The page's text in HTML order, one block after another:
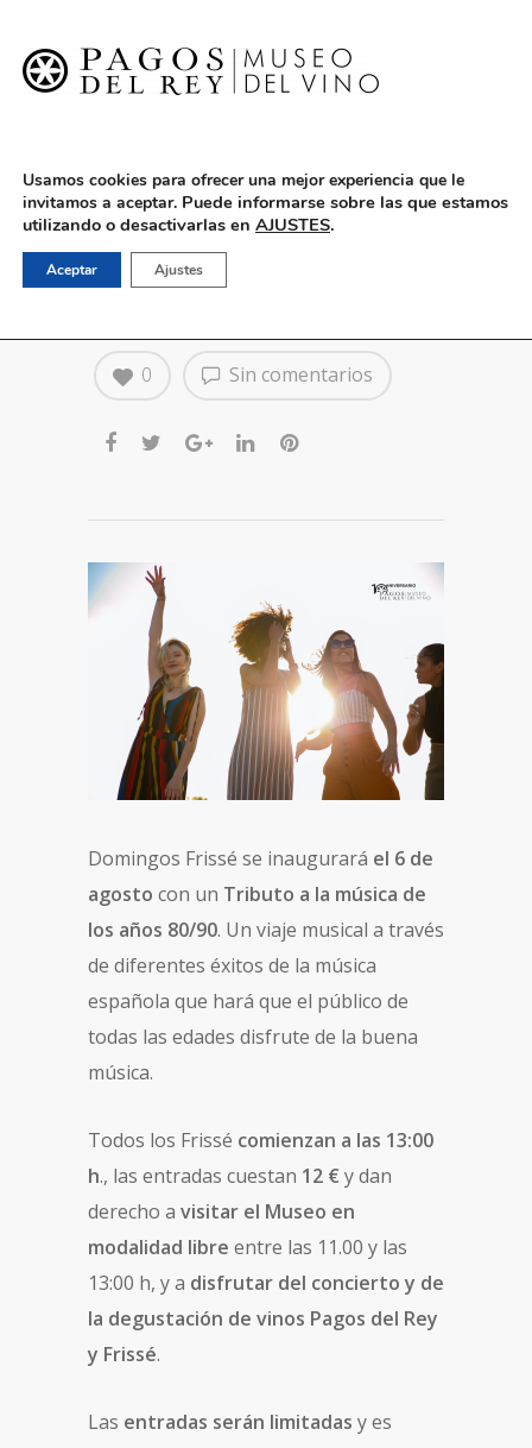
English
6 de agosto: Tributo a la
música de 80-90
Sin comentarios
0
Domingos Frissé se inaugurará el 6 de
agosto con un Tributo a la música de
los años 80/90. Un viaje musical a través
de diferentes éxitos de la música
española que hará que el público de
todas las edades disfrute de la buena
música.
Todos los Frissé comienzan a las 13:00
h., las entradas cuestan 12 € y dan
derecho a visitar el Museo en
modalidad libre entre las 11.00 y las
13:00 h, y a disfrutar del concierto y de
la degustación de vinos Pagos del Rey
y Frissé.
Las entradas serán limitadas y es
Usamos cookies para ofrecer una mejor experiencia que le
invitamos a aceptar. Puede informarse sobre las que estamos
utilizando o desactivarlas en AJUSTES.
Aceptar Ajustes